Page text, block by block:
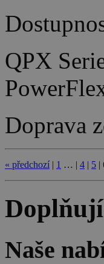
QPX
Doprava
« předchozí | 1 … | 4 | 5 |
Naše